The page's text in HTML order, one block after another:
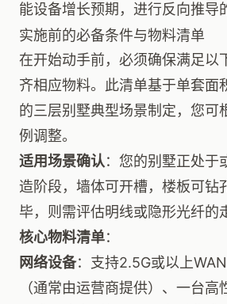
能设备增长预期，进行反向推导
实施前的必备条件与物料清单
在开始动手前，必须确保满足以
齐相应物料。此清单基于单套
的三层别墅典型场景制定，您可
例调整。
适用场景确认：您的别墅正处于
造阶段，墙体可开槽，楼板可钻
毕，则需评估明线或隐形光纤的
核心物料清单：
网络设备：支持2.5G或以上
（通常由运营商提供）、一台高